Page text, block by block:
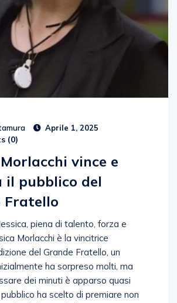
Aprile 1, 2025
(0)
Morlacchi vince e
il pubblico del
Fratello
piena di talento, forza e
Morlacchi è la vincitrice
del Grande Fratello, un
ha sorpreso molti, ma
dei minuti è apparso quasi
ha scelto di premiare non